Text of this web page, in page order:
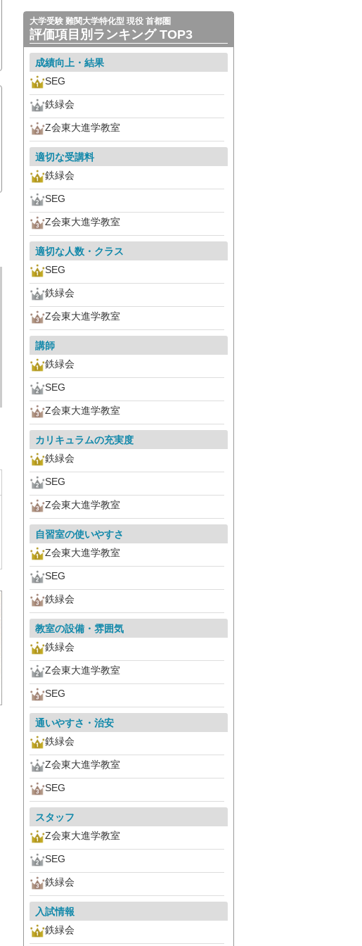
大学受験 難関大学特化型 現役 首都圏
評価項目別ランキング TOP3
成績向上・結果
SEG
鉄緑会
Z会東大進学教室
適切な受講料
鉄緑会
SEG
Z会東大進学教室
適切な人数・クラス
SEG
鉄緑会
Z会東大進学教室
講師
鉄緑会
SEG
Z会東大進学教室
カリキュラムの充実度
鉄緑会
SEG
Z会東大進学教室
自習室の使いやすさ
Z会東大進学教室
SEG
鉄緑会
教室の設備・雰囲気
鉄緑会
Z会東大進学教室
SEG
通いやすさ・治安
鉄緑会
Z会東大進学教室
SEG
スタッフ
Z会東大進学教室
SEG
鉄緑会
入試情報
鉄緑会